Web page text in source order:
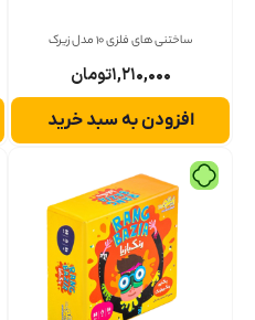
ساختنی های فلزی 10 مدل زیرک
۱,۲۱۰,۰۰۰تومان
افزودن به سبد خرید